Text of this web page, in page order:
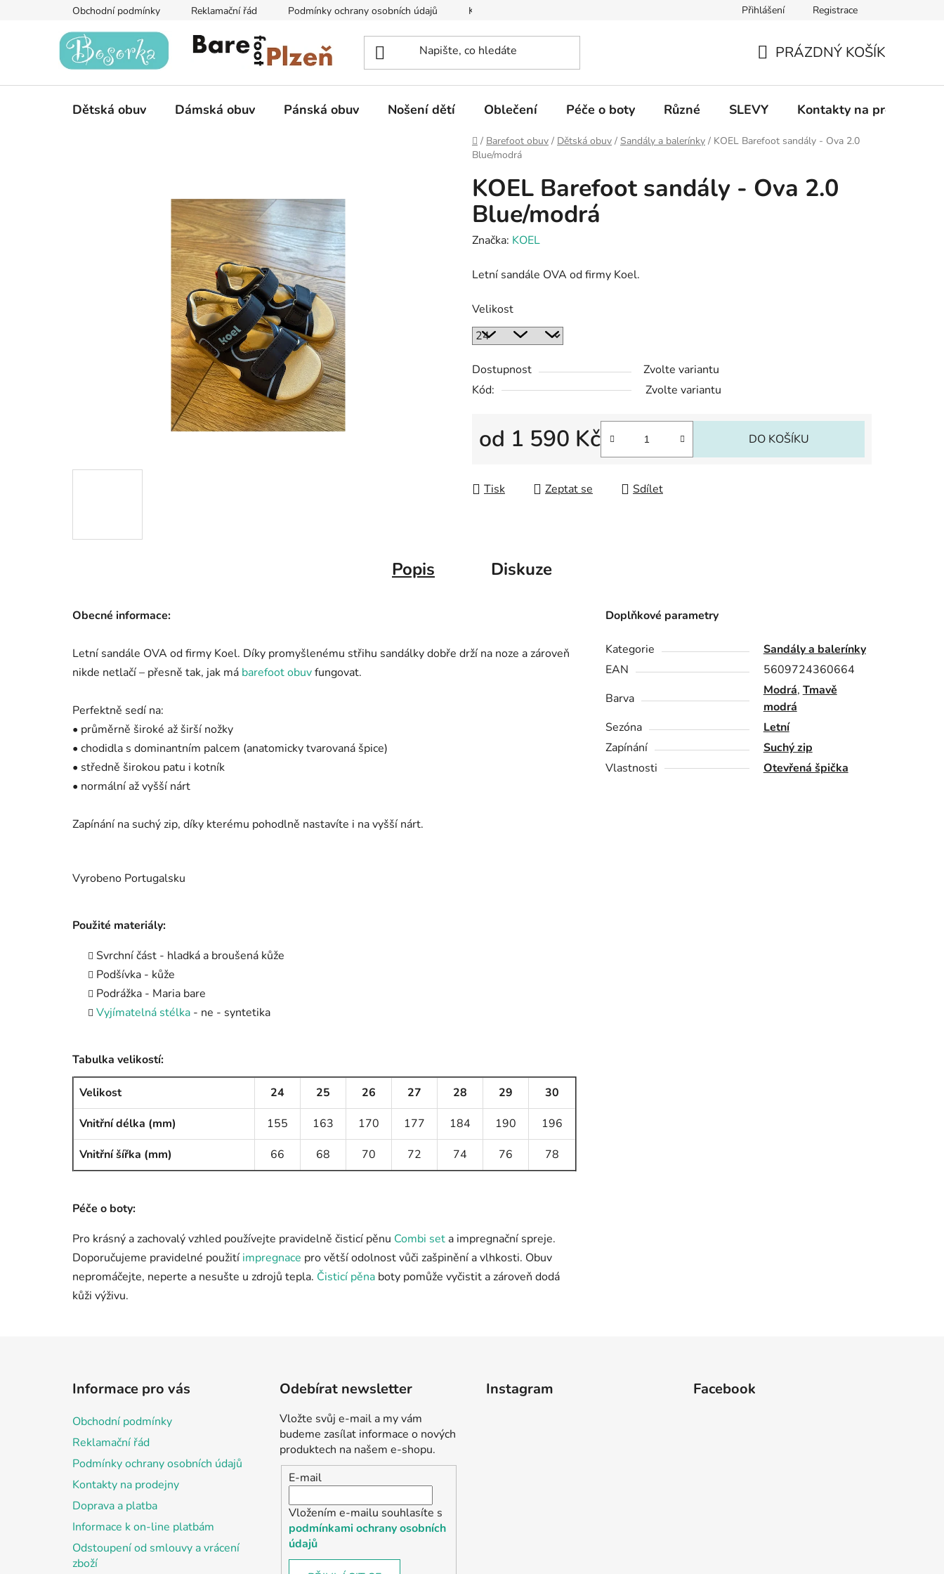
Obchodní podmínky Reklamační řád Podmínky ochrany osobních údajů Kontakty na prodejny Informace k on-line platbám Odstoupení od
Přihlášení Registrace
KOŠÍK
PRÁZDNÝ KOŠÍK
Dětská obuv Dámská obuv Pánská obuv Nošení dětí Oblečení Péče o boty Různé SLEVY Kontakty na prodejny
Domů
/ Barefoot obuv / Dětská obuv / Sandály a balerínky / KOEL Barefoot sandály - Ova 2.0
Blue/modrá
KOEL Barefoot sandály - Ova 2.0
Blue/modrá
Značka: KOEL
Letní sandále OVA od firmy Koel.
Velikost
Dostupnost
Zvolte variantu
Kód:
Zvolte variantu
od 1 590 Kč DO KOŠÍKU
Tisk Zeptat se Sdílet
Popis Diskuze
Obecné informace:
Letní sandále OVA od firmy Koel. Díky promyšlenému střihu sandálky dobře drží na noze a zároveň
nikde netlačí – přesně tak, jak má barefoot obuvfungovat.
Perfektně sedí na:
• průměrně široké až širší nožky
• chodidla s dominantním palcem (anatomicky tvarovaná špice)
• středně širokou patu i kotník
• normální až vyšší nárt
Zapínání na suchý zip, díky kterému pohodlně nastavíte i na vyšší nárt.
Vyrobeno Portugalsku
Použité materiály:
Svrchní část - hladká a broušená kůže
Podšívka - kůže
Podrážka - Maria bare
Vyjímatelná stélka - ne - syntetika
Tabulka velikostí:
Velikost 24 25 26 27 28 29
30
Vnitřní délka (mm)
155 163 170 177 184 190
196
Vnitřní šířka (mm)
66 68 70 72 74 76 78
Péče o boty:
Pro krásný a zachovalý vzhled používejte pravidelně čisticí pěnu Combi set a impregnační spreje.
Doporučujeme pravidelné použití impregnace pro větší odolnost vůči zašpinění a vlhkosti. Obuv
nepromáčejte, neperte a nesušte u zdrojů tepla. Čisticí pěna boty pomůže vyčistit a zároveň dodá
kůži výživu.
Doplňkové parametry
Kategorie
Sandály a balerínky
EAN
5609724360664
Barva
Modrá, Tmavě
modrá
Sezóna
Letní
Zapínání
Suchý zip
Vlastnosti
Otevřená špička
Informace pro vás
Obchodní podmínky
Reklamační řád
Podmínky ochrany osobních údajů
Kontakty na prodejny
Doprava a platba
Informace k on-line platbám
Odstoupení od smlouvy a vrácení
zboží
Odebírat newsletter
Vložte svůj e-mail a my vám
budeme zasílat informace o nových
produktech na našem e-shopu.
E-mail
Vložením e-mailu souhlasíte s
podmínkami ochrany osobních
údajů
Instagram Facebook